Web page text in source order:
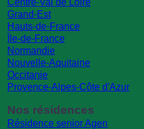
Centre-Val de Loire
Grand-Est
Hauts-de-France
Île-de-France
Normandie
Nouvelle-Aquitaine
Occitanie
Provence-Alpes-Côte d'Azur
Nos résidences
Résidence senior Agen